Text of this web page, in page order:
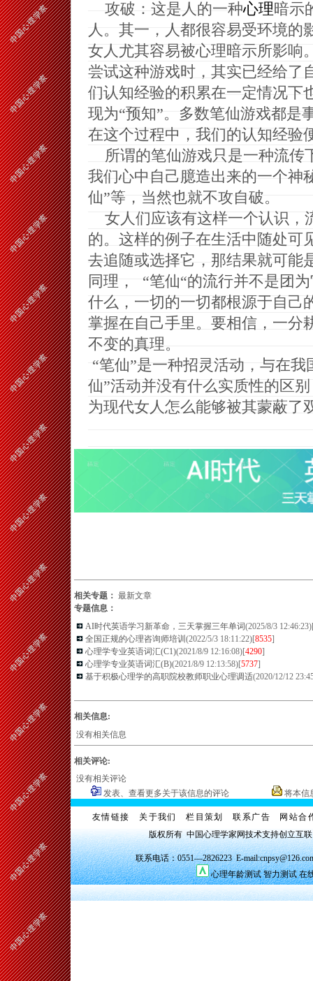
攻破：这是人的一种心理暗示
人。其一，人都很容易受环境的
女人尤其容易被心理暗示所影响
尝试这种游戏时，其实已经给了
们认知经验的积累在一定情况下
现为“预知”。多数笔仙游戏都是
在这个过程中，我们的认知经验
所谓的笔仙游戏只是一种流传
我们心中自己臆造出来的一个神
仙”等，当然也就不攻自破。
女人们应该有这样一个认识，
的。这样的例子在生活中随处可
去追随或选择它，那结果就可能
同理，
“笔仙“的流行并不是团
什么，一切的一切都根源于自己
掌握在自己手里。要相信，一
不变的真理。
“笔仙”是一种招灵活动，与在
仙”活动并没有什么实质性的区
为现代女人怎么能够被其蒙蔽了
相关专题： 最新文章
专题信息：
AI时代英语学习新革命，三天掌握三年单词(2025/8/3
全国正规的心理咨询师培训 (2022/5/3 18:11:22)[8535]
心理学专业英语词汇(C1)(2021/8/9 12:16:08)[4290]
心理学专业英语词汇(B)(2021/8/9 12:13:58)[5737]
基于积极心理学的高职院校教师职业心理调适(2020/12/12
相关信息:
没有相关信息
相关评论:
没有相关评论
发表、查看更多关于该信息的评论
将本信
友情链接 关于我们 栏目策划 联系广告
网站合
版权所有 中国心理学家网技术支持创立互
联系电话：0551—2826223 E-
心理年龄测试 智力测试 在